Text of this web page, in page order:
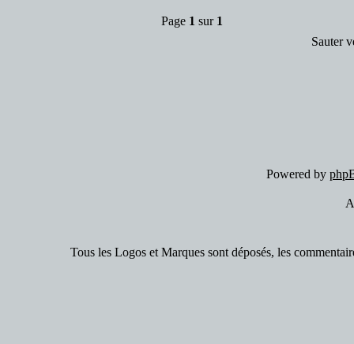
Page 1 sur 1
Sauter
Powered by
Tous les Logos et Marques sont déposés, les